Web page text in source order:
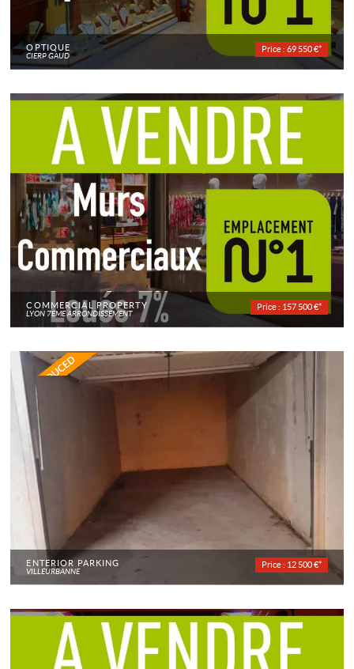
OPTIQUE
CIERP GAUD
Price : 69 550 €*
COMMERCIAL PROPERTY
LYON 7EME ARRONDISSEMENT
Price : 157 500 €*
ENTERIOR PARKING
VILLEURBANNE
Price : 12 500 €*